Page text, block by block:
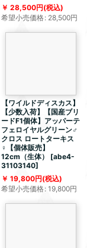
28,500円(税込)
希望小売価格: 28,500円
【ワイルドディスカス】
【少数入荷】【国産ブリ
ードF1個体】アッパーテ
フェロイヤルグリーン♂
クロス ロートターキス
♀【個体販売】
12cm（生体）
[abe4-
31103140]
19,800円(税込)
希望小売価格: 19,800円